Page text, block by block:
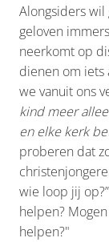
Alongsiders wil
geloven
neerkomt op
dienen om iets
we vanuit ons
kind meer
en elke kerk
proberen dat
wie loop jij
helpen?
helpen?"